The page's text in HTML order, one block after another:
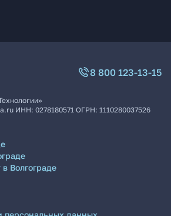
8 800 123-13-15
ИНН: 0278180571 ОГРН: 1110280037526
Волгограде